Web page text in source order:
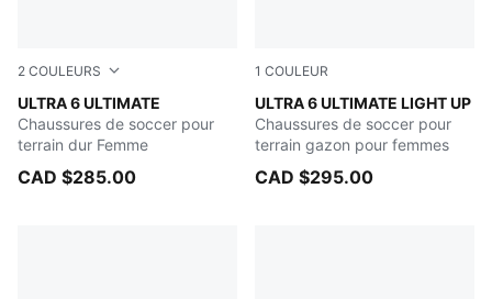
2 COULEURS
ULTRA 6 ULTIMATE
Heat Fire-PUMA Black-Glowing Red
Chaussures de soccer pour
terrain dur Femme
CAD $285.00
1 COULEUR
ULTRA 6 ULTIMATE LIGHT UP
Fizzy Light-Icy Blue-Intense
Chaussures de soccer pour
terrain gazon pour femmes
CAD $295.00